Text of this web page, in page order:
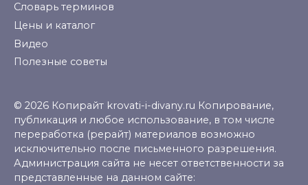
Словарь терминов
Цены и каталог
Видео
Полезные советы
© 2026 Копирайт krovati-i-divany.ru Копирование,
публикация и любое использование, в том числе
переработка (рерайт) материалов возможно
исключительно после письменного разрешения.
Администрация сайта не несет ответственности за
представленные на данном сайте: